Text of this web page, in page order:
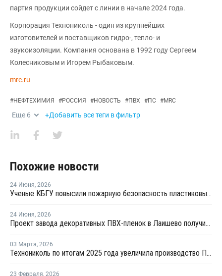
партия продукции сойдет с линии в начале 2024 года.
Корпорация Технониколь - один из крупнейших
изготовителей и поставщиков гидро-, тепло- и
звукоизоляции. Компания основана в 1992 году Сергеем
Колесниковым и Игорем Рыбаковым.
mrc.ru
#НЕФТЕХИМИЯ #РОССИЯ #НОВОСТЬ #ПВХ #ПС #MRC
Еще 6 +Добавить все теги в фильтр
Похожие новости
24 Июня, 2026
Ученые КБГУ повысили пожарную безопасность пластиковых стройматериалов
24 Июня, 2026
Проект завода декоративных ПВХ-пленок в Лаишево получил заключение госэкспертизы
03 Марта, 2026
Технониколь по итогам 2025 года увеличила производство ПВХ-мембран
23 Февраля, 2026